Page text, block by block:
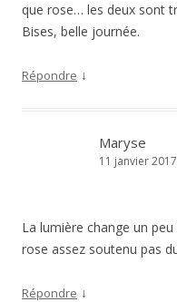
que rose… les deux sont
Bises, belle journée.
Répondre ↓
Maryse
11 janvier
La lumière change un
rose assez soutenu pas
Répondre ↓